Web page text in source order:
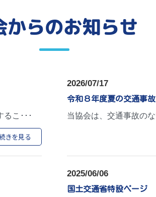
からのお知らせ
こ･･･
きを見る
2026/07/17
令和８年度夏の交通事
当協会は、交通事故の
2025/06/06
国土交通省特設ページ